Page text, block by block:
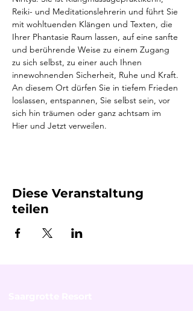
Reiki- und Meditationslehrerin und führt Sie
mit wohltuenden Klängen und Texten, die
Ihrer Phantasie Raum lassen, auf eine sanfte
und berührende Weise zu einem Zugang
zu sich selbst, zu einer auch Ihnen
innewohnenden Sicherheit, Ruhe und Kraft.
An diesem Ort dürfen Sie in tiefem Frieden
loslassen, entspannen, Sie selbst sein, vor
sich hin träumen oder ganz achtsam im
Hier und Jetzt verweilen.
Diese Veranstaltung
teilen